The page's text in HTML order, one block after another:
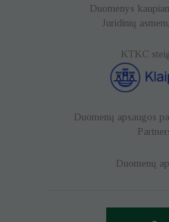
Duomenys
Juridinių
KTKC
Duomenų apsaugos
Duomenų